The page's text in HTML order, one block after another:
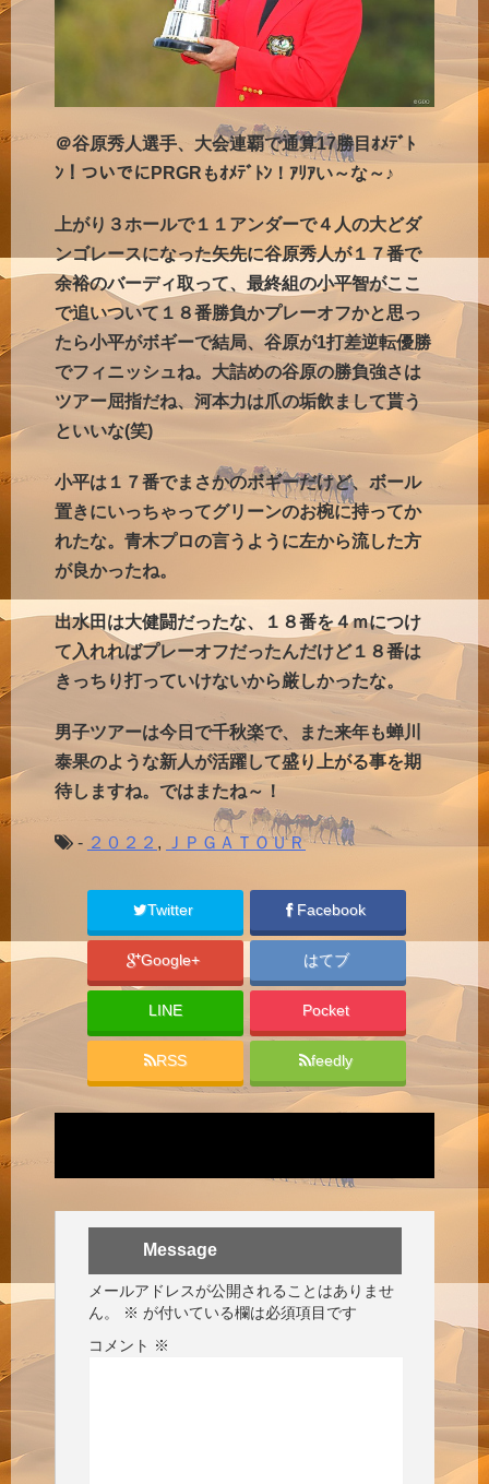
＠谷原秀人選手、大会連覇で通算17勝目ｵﾒﾃﾞﾄ
ﾝ！ついでにPRGRもｵﾒﾃﾞﾄﾝ！ｱﾘｱい～な～♪
上がり３ホールで１１アンダーで４人の大どダ
ンゴレースになった矢先に谷原秀人が１７番で
余裕のバーディ取って、最終組の小平智がここ
で追いついて１８番勝負かプレーオフかと思っ
たら小平がボギーで結局、谷原が1打差逆転優勝
でフィニッシュね。大詰めの谷原の勝負強さは
ツアー屈指だね、河本力は爪の垢飲まして貰う
といいな(笑)
小平は１７番でまさかのボギーだけど、ボール
置きにいっちゃってグリーンのお椀に持ってか
れたな。青木プロの言うように左から流した方
が良かったね。
出水田は大健闘だったな、１８番を４ｍにつけ
て入れればプレーオフだったんだけど１８番は
きっちり打っていけないから厳しかったな。
男子ツアーは今日で千秋楽で、また来年も蝉川
泰果のような新人が活躍して盛り上がる事を期
待しますね。ではまたね～！
- ２０２２ , ＪＰＧＡＴＯＵＲ
Twitter Facebook
Google+ はてブ
LINE Pocket
RSS feedly
Message
メールアドレスが公開されることはありませ
ん。
※ が付いている欄は必須項目です
コメント ※